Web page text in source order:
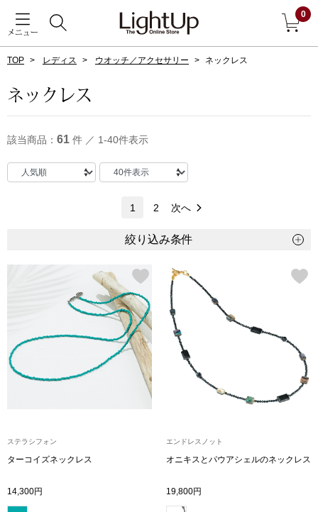
メニュー
0
すべて見る
ダーウェア
ン雑貨
アウター
トップス
Tシャツ／カッ
ポロシャツ
TOP レディス ウオッチ／アクセサリー ネックレス
ネックレス
該当商品： 61 件 ／ 1-40件表示
1 2 次へ
絞り込み条件
ステラシフォン
ターコイズネックレス
14,300円
エンドレスノット
オニキスとパウアシェルのネックレス
19,800円